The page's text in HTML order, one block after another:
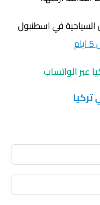
السياحية في اسطنبول
عبر الواتساب
تركيا